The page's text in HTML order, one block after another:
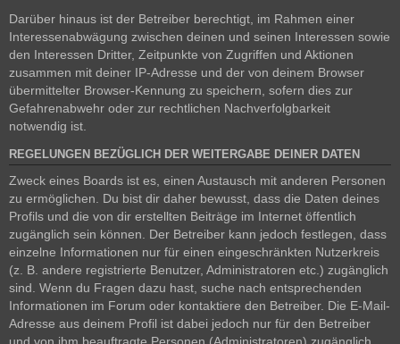
Darüber hinaus ist der Betreiber berechtigt, im Rahmen einer
Interessenabwägung zwischen deinen und seinen Interessen sowie
den Interessen Dritter, Zeitpunkte von Zugriffen und Aktionen
zusammen mit deiner IP-Adresse und der von deinem Browser
übermittelter Browser-Kennung zu speichern, sofern dies zur
Gefahrenabwehr oder zur rechtlichen Nachverfolgbarkeit
notwendig ist.
REGELUNGEN BEZÜGLICH DER WEITERGABE DEINER DATEN
Zweck eines Boards ist es, einen Austausch mit anderen Personen
zu ermöglichen. Du bist dir daher bewusst, dass die Daten deines
Profils und die von dir erstellten Beiträge im Internet öffentlich
zugänglich sein können. Der Betreiber kann jedoch festlegen, dass
einzelne Informationen nur für einen eingeschränkten Nutzerkreis
(z. B. andere registrierte Benutzer, Administratoren etc.) zugänglich
sind. Wenn du Fragen dazu hast, suche nach entsprechenden
Informationen im Forum oder kontaktiere den Betreiber. Die E-Mail-
Adresse aus deinem Profil ist dabei jedoch nur für den Betreiber
und von ihm beauftragte Personen (Administratoren) zugänglich.